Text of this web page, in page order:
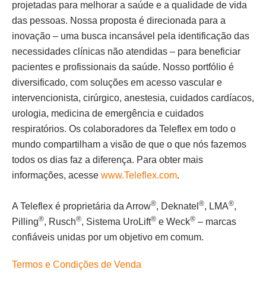
projetadas para melhorar a saúde e a qualidade de vida
das pessoas. Nossa proposta é direcionada para a
inovação – uma busca incansável pela identificação das
necessidades clínicas não atendidas – para beneficiar
pacientes e profissionais da saúde. Nosso portfólio é
diversificado, com soluções em acesso vascular e
intervencionista, cirúrgico, anestesia, cuidados cardíacos,
urologia, medicina de emergência e cuidados
respiratórios. Os colaboradores da Teleflex em todo o
mundo compartilham a visão de que o que nós fazemos
todos os dias faz a diferença. Para obter mais
informações, acesse www.Teleflex.com.
A Teleflex é proprietária da Arrow®, Deknatel ®, LMA®,
Pilling®, Rusch®, Sistema UroLift® e Weck® – marcas
confiáveis unidas por um objetivo em comum.
Termos e Condições de Venda